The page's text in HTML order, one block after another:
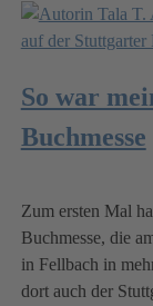
So war
Buchmesse
Zum ersten Mal
Buchmesse, die
in Fellbach in
dort auch der